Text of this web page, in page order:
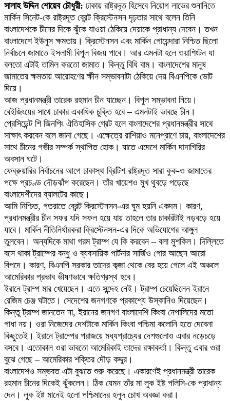
সালাহ উদ্দিন শোয়েব চৌধুরী: ঢাকায় রাষ্ট্রদূত হিসেবে নিয়োগ লাভের শুনানিতে
মার্কিন সিনেট-কে রাষ্ট্রদূত ব্রেন্ট ক্রিস্টেনসন দৃঢ়তার সাথে বলেন তিনি
বাংলাদেশকে চীনের দিকে ঝুঁকে যাওয়া ঠেকিয়ে দেয়াকে প্রাধান্য দেবেন। তখন
বাংলাদেশে ইউনুস ক্ষমতায়। ক্রিস্টেনসন এবং মার্কিন গোয়েন্দারা নিশ্চিত ছিলো
নির্বাচনে জামাতে ইসলামী বিপুল বিজয় পাবে। আর এমনটা হলে ওয়াশিংটন যা
বলতো এটাই তামিল করতো জামাত। কিন্তু বিধি বাম। বাংলাদেশের মানুষ
জামাতের ক্ষমতায় আরোহণের ক্ষীন সম্ভাবনাটা ঠেকিয়ে দেয় বিএনপিকে ভোট
দিয়ে।
আজ প্রধানমন্ত্রী তারেক রহমান চীন যাচ্ছেন। বিপুল সম্ভাবনা নিয়ে।
বেইজিংয়ের সাথে ঢাকার একাধিক চুক্তি হবে – এমনটাই ভাবছে চীন।
প্রেসিডেন্ট শি জিনপিং ঐতিহাসিক গ্রেট হলে বাংলাদেশের প্রধানমন্ত্রীর সাথে
সাক্ষাৎ করবেন বলে জানা গেছে। এক্ষেত্রে রাশিয়াও মনেপ্রাণে চায়, বাংলাদেশের
সাথে চীনের গভীর সম্পর্ক স্থাপিত হোক। যাতে এদেশে মার্কিন দাদাগিরির
অবসান ঘটে।
ফেব্রুয়ারির নির্বাচনের আগে ঢাকাস্থ ব্রিটিশ রাষ্ট্রদূত সারা কুক-ও জামাতের
পক্ষে প্রচণ্ড দৌড়ঝাঁপ করেছেন। তাঁর খায়েশও মুখ থুবড়ে পড়েছে
বাংলাদেশীদের ব্যালটের কাছে।
আমি নিশ্চিত, গতরাতে ব্রেন্ট ক্রিস্টেনসন-এর ঘুম হয়নি একদম। কারণ,
প্রধানমন্ত্রীর চীন সফর যদি সফল হয়ে যায় তাহলে তার চাকরিটাই নড়বড়ে হয়ে
যাবে। মার্কিন নীতিনির্ধারকরা ক্রিস্টেনসন-এর দিকে অভিযোগের আঙ্গুল
তুলবেন। অন্যদিকে মাথা গরম ট্রাম্প যে কি করবেন – বলা মুশকিল। দিল্লিতে
বসে থাকা ট্রাম্পের বন্ধু ও ব্যবসায়িক পার্টনার সার্জিও গোর আছেন আরো
বিপদে। কারণ, বিএনপি সরকার তাদের কব্জা থেকে বের হয়ে গেলে এই অঞ্চলে
আমেরিকার প্রভাব ভীষণভাবে ক্ষতিগ্রস্থ হবে।
ইরানে ট্রাম্প মার খেয়েছেন। এতে সন্দেহ নেই। ট্রাম্প চেয়েছিলেন ইরানে
রেজিম চেঞ্জ ঘটাতে। সেদেশের জনগণকে প্রকাশ্যে উস্কানিও দিয়েছেন।
কিন্তু ট্রাম্প জানতেন না, ইরানের জনগণ বাংলাদেশি কিংবা নেপালিদের মতো
গাধা নয়। ওরা নিজেদের দেশটাকে মার্কিন কিংবা পশ্চিমা কলোনি হতে দেবেনা
কিছুতেই। ইরানে ট্রাম্পের পরাজয়ে মধ্যপ্রাচ্যের দেশগুলোও এবার নড়েচড়ে
বসবে। এতোকাল ওরা ভাবতো আমেরিকাই তাদের রক্ষাকর্তা। কিন্তু এবার ওরা
বুঝে গেছে – আমেরিকার শক্তির দৌড় কদ্দুর।
বাংলাদেশও সম্ভবত এটা বুঝতে শুরু করেছে। একারণেই প্রধানমন্ত্রী তারেক
রহমান চীনের দিকেই ঝুঁকলেন। ঠিক যেমন তাঁর মা লুক ইষ্ট পলিসি-কে প্রাধান্য
দেন। লুক ইষ্ট মানেই হলো পশ্চিমাদের হলুদ চোখ অবজ্ঞা করা।